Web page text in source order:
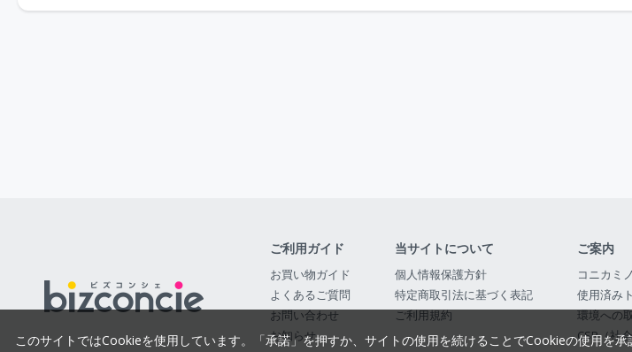
ご利用ガイド
お買い物ガイド
よくあるご質問
お問い合わせ
お知らせ
当サイトについて
個人情報保護方針
特定商取引法に基づく表記
ご利用規約
ご案内
コニカミ
使用済み
環境への
CSR（社
このサイトではCookieを使用しています。「承諾」を押すか、サイトの使用を続けることでCookieの使用を承